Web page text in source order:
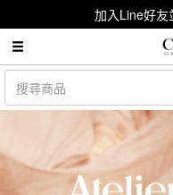
加入Line好友